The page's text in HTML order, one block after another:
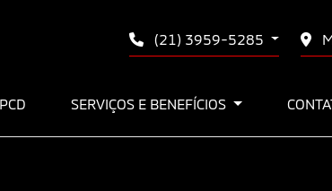
(21) 3959-5285
PCD SERVIÇOS E BENEFÍCIOS